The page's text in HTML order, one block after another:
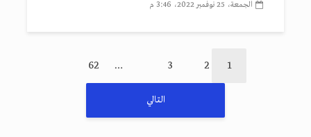
الجمعة، 25 نوفمبر 2022، 3:46 م
1
2
3
…
62
التالي